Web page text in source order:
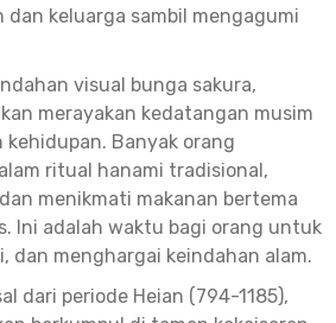
dan keluarga sambil mengagumi
visual bunga sakura,
merayakan kedatangan musim
kehidupan. Banyak orang
ritual hanami tradisional,
menikmati makanan bertema
Ini adalah waktu bagi orang untuk
dan menghargai keindahan alam.
dari periode Heian (794-1185),